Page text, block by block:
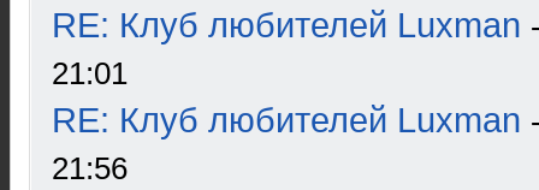
RE: Клуб любителей Luxman
21:01
RE: Клуб любителей Luxman
21:56